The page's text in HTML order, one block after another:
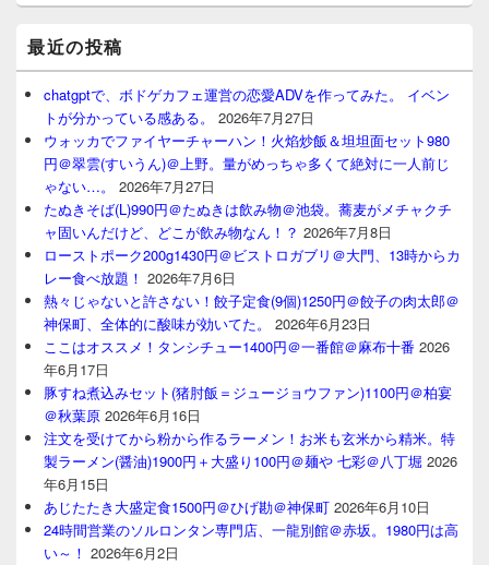
最近の投稿
chatgptで、ボドゲカフェ運営の恋愛ADVを作ってみた。 イベン
トが分かっている感ある。
2026年7月27日
ウォッカでファイヤーチャーハン！火焰炒飯＆坦坦面セット980
円＠翠雲(すいうん)＠上野。量がめっちゃ多くて絶対に一人前じ
ゃない…。
2026年7月27日
たぬきそば(L)990円＠たぬきは飲み物＠池袋。蕎麦がメチャクチ
ャ固いんだけど、どこが飲み物なん！？ 2026年7月8日
ローストポーク200g1430円＠ビストロガブリ＠大門、13時からカ
レー食べ放題！ 2026年7月6日
熱々じゃないと許さない！餃子定食(9個)1250円＠餃子の肉太郎＠
神保町、全体的に酸味が効いてた。
2026年6月23日
ここはオススメ！タンシチュー1400円＠一番館＠麻布十番 2026
年6月17日
豚すね煮込みセット(猪肘飯＝ジュージョウファン)1100円＠柏宴
＠秋葉原 2026年6月16日
注文を受けてから粉から作るラーメン！お米も玄米から精米。特
製ラーメン(醤油)1900円＋大盛り100円＠麺や 七彩＠八丁堀 2026
年6月15日
あじたたき大盛定食1500円＠ひげ勘＠神保町 2026年6月10日
24時間営業のソルロンタン専門店、一龍別館＠赤坂。1980円は高
い～！ 2026年6月2日